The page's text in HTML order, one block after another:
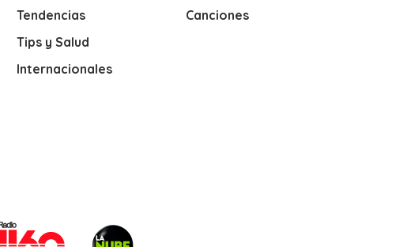
Tendencias
Tips y Salud
Internacionales
Canciones